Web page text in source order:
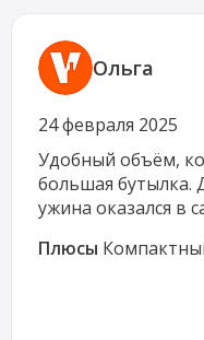
Ольга
24 февраля 2025
Удобный объём,
большая бутылка.
ужина оказался в
Плюсы